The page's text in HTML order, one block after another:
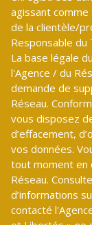
agissant
de la clientèle/
Responsable
La base légale
l'Agence / du
demande de
Réseau.
vous disposez
d’effacement,
vos données.
tout moment en
Réseau.
d’informations
contacté